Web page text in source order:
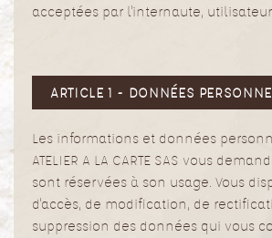
acceptées par l'internaute,
ARTICLE 1 - DONNÉES
Les informations et données
ATELIER A LA CARTE SAS vous
sont réservées à son usage. Vous
d'accès, de modification, de
suppression des données qui vous